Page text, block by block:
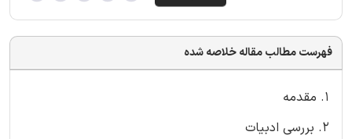
فهرست مطالب مقاله خلاصه شده
1. مقدمه
2. بررسی ادبیات